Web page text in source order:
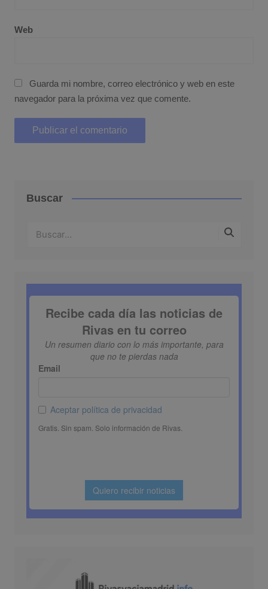
Web
Guarda mi nombre, correo electrónico y web en este
navegador para la próxima vez que comente.
Buscar